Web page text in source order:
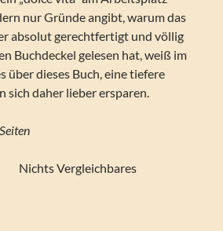
nur Gründe angibt, warum das
absolut gerechtfertigt und völlig
Buchdeckel gelesen hat, weiß im
über dieses Buch, eine tiefere
sich daher lieber ersparen.
Nichts Vergleichbares